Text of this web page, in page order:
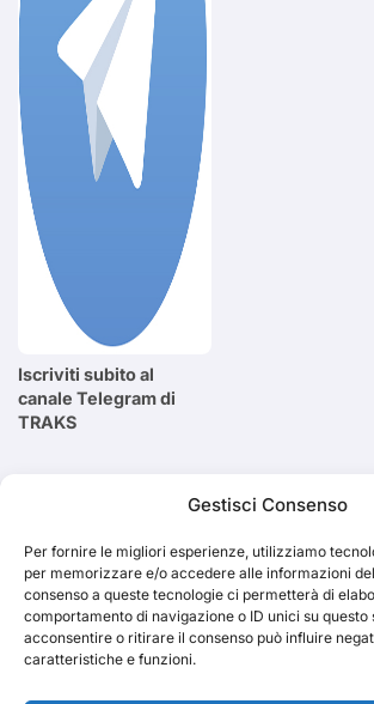
Gestisci Consenso
Per fornire le migliori esperienze, utilizziamo
per memorizzare e/o accedere alle informazioni
consenso a queste tecnologie ci permetterà di
comportamento di navigazione o ID unici su questo
acconsentire o ritirare il consenso può influire
caratteristiche e funzioni.
Iscriviti subito al
canale Telegram di
TRAKS